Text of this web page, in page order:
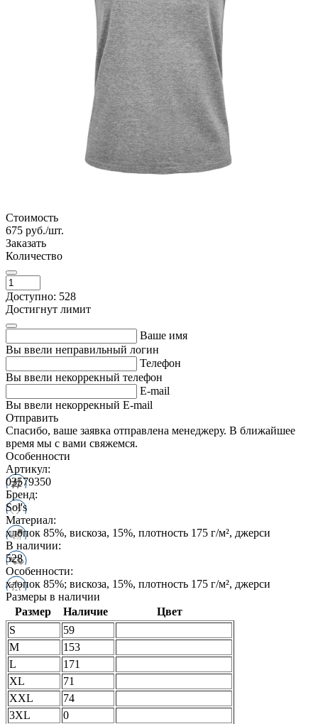
Стоимость
675 руб./шт.
Заказать
Количество
Доступно: 528
Достигнут лимит
Ваше имя
Вы ввели неправильный логин
Телефон
Вы ввели некоррекный телефон
E-mail
Вы ввели некоррекный E-mail
Отправить
Спасибо, ваше заявка отправлена менеджеру. В ближайшее
время мы с вами свяжемся.
Особенности
Артикул:
03579350
Бренд:
Sol's
Материал:
хлопок 85%, вискоза, 15%, плотность 175 г/м², джерси
В наличии:
528
Особенности:
хлопок 85%; вискоза, 15%, плотность 175 г/м², джерси
Размеры в наличии
Размер
Наличие
Цвет
S
59
M
153
L
171
XL
71
XXL
74
3XL
0